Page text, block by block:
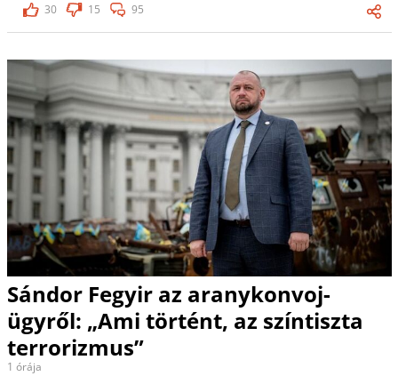
30
15 95
Sándor Fegyir az aranykonvoj-
ügyről: „Ami történt, az színtiszta
terrorizmus”
1 órája